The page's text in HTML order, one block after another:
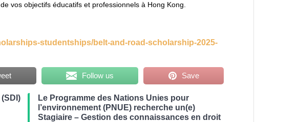
vos objectifs éducatifs et professionnels à Hong Kong.
studentships/belt-and-road-scholarship-2025-
Follow us Save
Le Programme des Nations Unies pour
l’environnement (PNUE) recherche un(e)
Stagiaire – Gestion des connaissances en droit